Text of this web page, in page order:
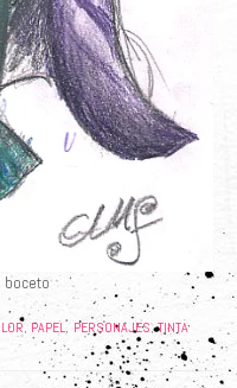
boceto
, PAPEL, PERSONAJES,TINTA